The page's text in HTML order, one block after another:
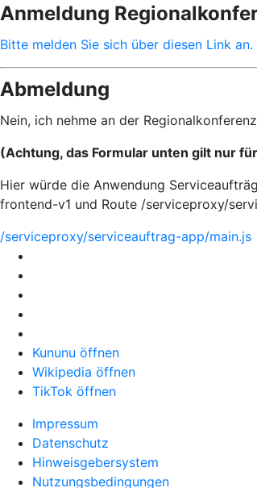
Anmeldung
Bitte melden Sie sich über diesen Link an.
Abmeldung
Nein, ich nehme an der
(Achtung, das Formular unten gilt nur
Hier würde die Anwendung
frontend-v1 und Route /serviceproxy/
/serviceproxy/serviceauftrag-app/main.js
Kununu öffnen
Wikipedia öffnen
TikTok öffnen
Impressum
Datenschutz
Hinweisgebersystem
Nutzungsbedingungen